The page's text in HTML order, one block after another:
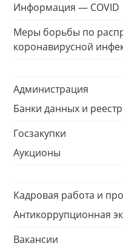
Информация — COVID
Меры борьбы по
коронавирусной
Администрация
Банки данных и
Госзакупки
Аукционы
Кадровая работа и
Антикоррупционная
Вакансии